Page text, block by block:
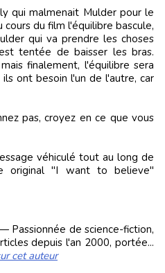
qui malmenait Mulder pour le
du film l'équilibre bascule,
qui va prendre les choses
tentée de baisser les bras.
finalement, l'équilibre sera
ont besoin l'un de l'autre, car
pas, croyez en ce que vous
véhiculé tout au long de
original "I want to believe"
Passionnée de science-fiction,
depuis l'an 2000, portée...
cet auteur